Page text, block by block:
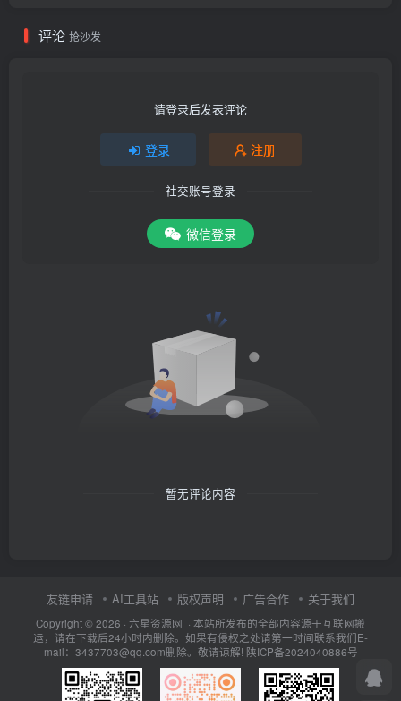
评论 抢沙发
请登录后发表评论
登录 注册
社交账号登录
微信登录
暂无评论内容
友链申请 AI工具站 版权声明 广告合作 关于我们
Copyright © 2026 · 六星资源网 · 本站所发布的全部内容源于互联网搬
运，请在下载后24小时内删除。如果有侵权之处请第一时间联系我们E-
mail：3437703@qq.com删除。敬请谅解! 陕ICP备2024040886号